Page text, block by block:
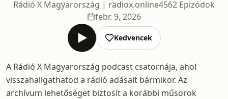
Rádió X Magyarország | radiox.online4562 Epizódok
febr. 9, 2026
Kedvencek
A Rádió X Magyarország podcast csatornája, ahol
visszahallgathatod a rádió adásait bármikor. Az
archívum lehetőséget biztosít a korábbi műsorok